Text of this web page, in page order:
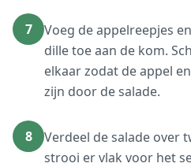
7
Voeg de appelreepjes
dille toe aan de kom.
elkaar zodat de appel
zijn door de salade.
8
Verdeel de salade over
strooi er vlak voor het